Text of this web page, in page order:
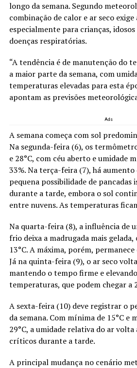
longo da semana. Segundo
combinação de calor e ar seco exige
especialmente para crianças, idosos
doenças respiratórias.
“A tendência é de manutenção do
a maior parte da semana, com
temperaturas elevadas para esta
apontam as previsões
Ads
A semana começa com sol
Na segunda-feira (6), os
e 28°C, com céu aberto e umidade
33%. Na terça-feira (7), há aumento
pequena possibilidade de pancadas
durante a tarde, embora o sol
entre nuvens. As temperaturas
Na quarta-feira (8), a influência de
frio deixa a madrugada mais
13°C. A máxima, porém,
Já na quinta-feira (9), o ar seco
mantendo o tempo firme e
temperaturas, que podem chegar a
A sexta-feira (10) deve registrar o
da semana. Com mínima de 15°C e
29°C, a umidade relativa do ar
críticos durante a tarde.
A principal mudança no cenário